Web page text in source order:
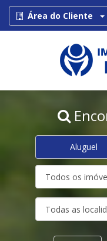
Área do Cliente
Aluguel